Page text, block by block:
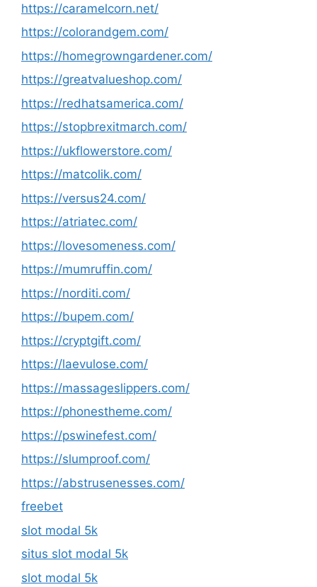
https://caramelcorn.net/
https://colorandgem.com/
https://homegrowngardener.com/
https://greatvalueshop.com/
https://redhatsamerica.com/
https://stopbrexitmarch.com/
https://ukflowerstore.com/
https://matcolik.com/
https://versus24.com/
https://atriatec.com/
https://lovesomeness.com/
https://mumruffin.com/
https://norditi.com/
https://bupem.com/
https://cryptgift.com/
https://laevulose.com/
https://massageslippers.com/
https://phonestheme.com/
https://pswinefest.com/
https://slumproof.com/
https://abstrusenesses.com/
freebet
slot modal 5k
situs slot modal 5k
slot modal 5k